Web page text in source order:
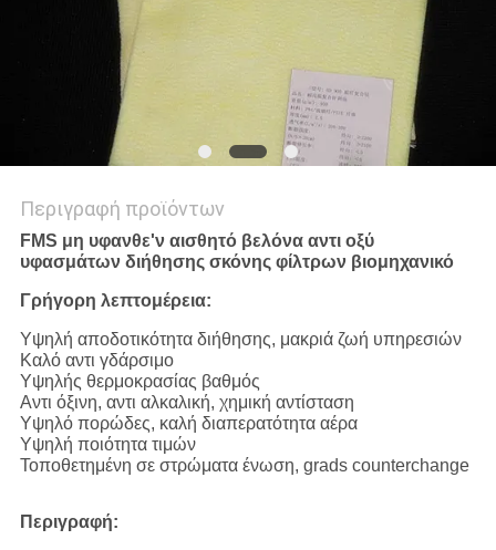
Περιγραφή προϊόντων
FMS μη υφανθε'ν αισθητό βελόνα αντι οξύ
υφασμάτων διήθησης σκόνης φίλτρων βιομηχανικό
Γρήγορη λεπτομέρεια:
Υψηλή αποδοτικότητα διήθησης, μακριά ζωή υπηρεσιών
Καλό αντι γδάρσιμο
Υψηλής θερμοκρασίας βαθμός
Αντι όξινη, αντι αλκαλική, χημική αντίσταση
Υψηλό πορώδες, καλή διαπερατότητα αέρα
Υψηλή ποιότητα τιμών
Τοποθετημένη σε στρώματα ένωση, grads counterchange
Περιγραφή: